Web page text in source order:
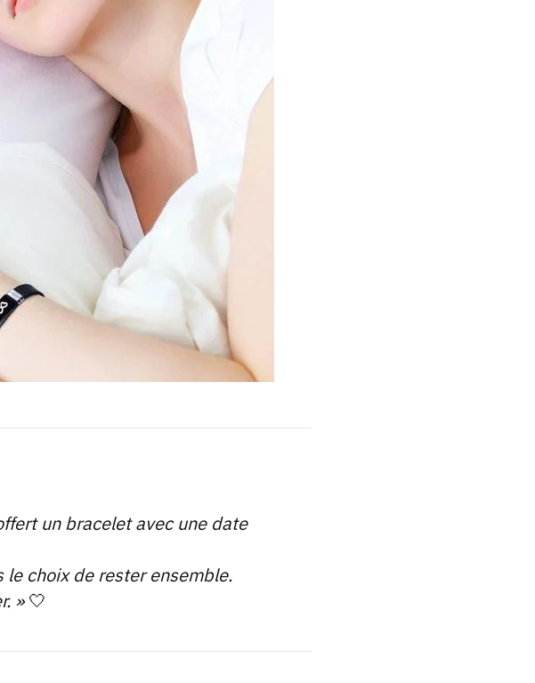
un bracelet avec une date
le choix de rester ensemble.
»🤍